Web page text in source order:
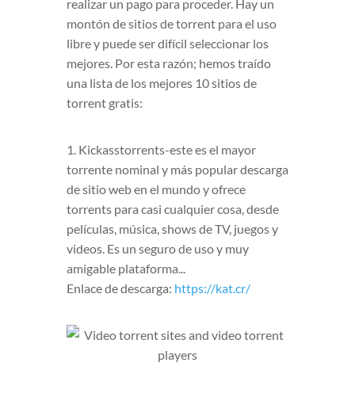
realizar un pago para proceder. Hay un
montón de sitios de torrent para el uso
libre y puede ser difícil seleccionar los
mejores. Por esta razón; hemos traído
una lista de los mejores 10 sitios de
torrent gratis:
1. Kickasstorrents-este es el mayor
torrente nominal y más popular descarga
de sitio web en el mundo y ofrece
torrents para casi cualquier cosa, desde
películas, música, shows de TV, juegos y
videos. Es un seguro de uso y muy
amigable plataforma...
Enlace de descarga: https://kat.cr/